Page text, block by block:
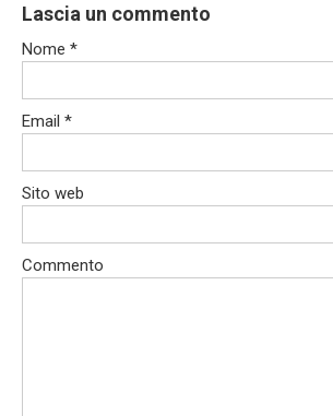
Lascia un commento
Nome *
Email *
Sito web
Commento